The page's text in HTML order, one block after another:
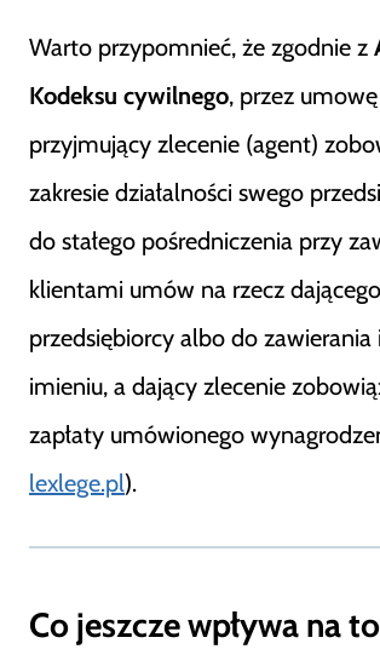
Warto przypomnieć, że zgodnie z
Kodeksu cywilnego, przez
przyjmujący zlecenie (agent)
zakresie działalności swego
do stałego pośredniczenia przy
klientami umów na rzecz
przedsiębiorcy albo do zawierania
imieniu, a dający zlecenie
zapłaty umówionego
lexlege.pl).
Co jeszcze wpływa na